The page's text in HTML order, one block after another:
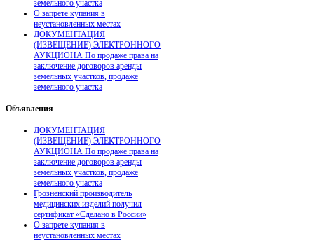
земельного участка
О запрете купания в
неустановленных местах
ДОКУМЕНТАЦИЯ
(ИЗВЕЩЕНИЕ) ЭЛЕКТРОННОГО
АУКЦИОНА По продаже права на
заключение договоров аренды
земельных участков, продаже
земельного участка
Объявления
ДОКУМЕНТАЦИЯ
(ИЗВЕЩЕНИЕ) ЭЛЕКТРОННОГО
АУКЦИОНА По продаже права на
заключение договоров аренды
земельных участков, продаже
земельного участка
Грозненский производитель
медицинских изделий получил
сертификат «Сделано в России»
О запрете купания в
неустановленных местах